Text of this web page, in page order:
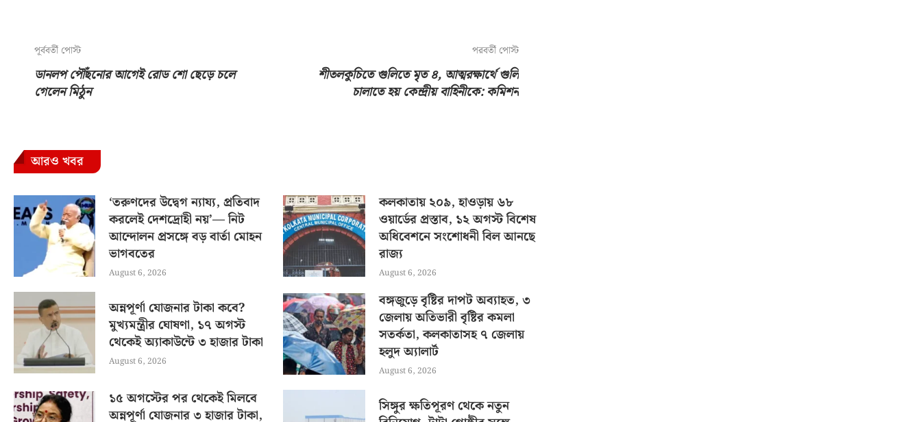
পূর্ববর্তী পোস্ট
ডানলপ পৌঁছনোর আগেই রোড শো ছেড়ে চলে
গেলেন মিঠুন
পরবর্তী পোস্ট
শীতলকুচিতে গুলিতে মৃত ৪, আত্মরক্ষার্থে গুলি
চালাতে হয় কেন্দ্রীয় বাহিনীকে: কমিশন
আরও খবর
‘তরুণদের উদ্বেগ ন্যায্য, প্রতিবাদ
করলেই দেশদ্রোহী নয়’— নিট
আন্দোলন প্রসঙ্গে বড় বার্তা মোহন
ভাগবতের
August 6, 2026
কলকাতায় ২০৯, হাওড়ায় ৬৮
ওয়ার্ডের প্রস্তাব, ১২ অগস্ট বিশেষ
অধিবেশনে সংশোধনী বিল আনছে
রাজ্য
August 6, 2026
অন্নপূর্ণা যোজনার টাকা কবে?
মুখ্যমন্ত্রীর ঘোষণা, ১৭ অগস্ট
থেকেই অ্যাকাউন্টে ৩ হাজার টাকা
August 6, 2026
বঙ্গজুড়ে বৃষ্টির দাপট অব্যাহত, ৩
জেলায় অতিভারী বৃষ্টির কমলা
সতর্কতা, কলকাতাসহ ৭ জেলায়
হলুদ অ্যালার্ট
August 6, 2026
১৫ অগস্টের পর থেকেই মিলবে
অন্নপূর্ণা যোজনার ৩ হাজার টাকা,
সিঙ্গুর ক্ষতিপূরণ থেকে নতুন